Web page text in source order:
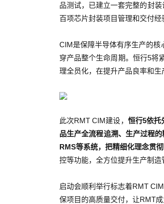
品测试，已建立一套完整的封
百项芯片封装项目管理和交付经
CIM是保障半导体有序生产的核
穿产品整个生命周期。恒行5将
理全员化，在提升产品良率和生
此次RMT CIM建设， 恒行5依托
品生产全流程追溯、生产过程
RMS等系统，把精细化理念贯
控等功能，全方位提升生产制造
启动会顺利举行标志着RMT
保项目的高质量交付，让RMT成